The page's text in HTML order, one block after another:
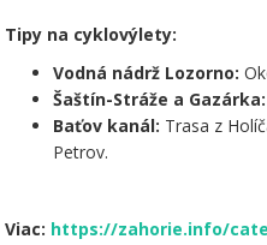
Tipy na cyklovýlety:
Vodná nádrž Lozorno:
Šaštín-Stráže a Gazárka:
Baťov kanál: Trasa z
Petrov.
Viac: https://zahorie.info/